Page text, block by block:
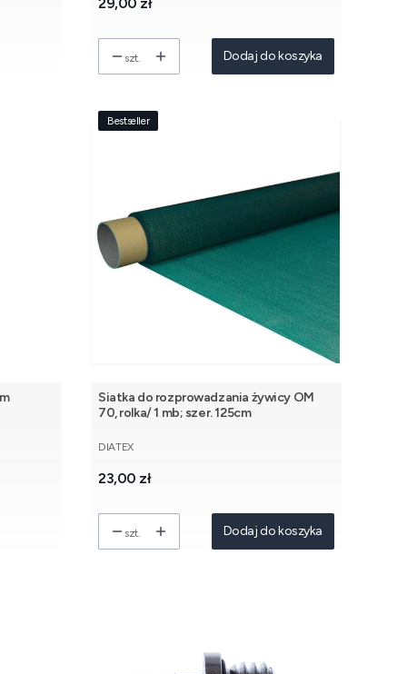
szt. Dodaj do koszyka
Bestseller
Siatka do rozprowadzania żywicy OM
70, rolka/ 1 mb; szer. 125cm
PRODUCENT
DIATEX
Cena
23,00 zł
szt. Dodaj do koszyka